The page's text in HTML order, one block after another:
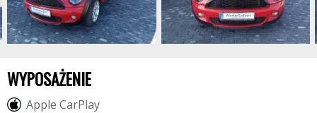
WYPOSAŻENIE
Apple CarPlay